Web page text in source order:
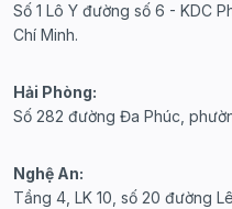
Số 1 Lô Y đường số 6 - KDC
Chí Minh.
Hải Phòng:
Số 282 đường Đa Phúc,
Nghệ An:
Tầng 4, LK 10, số 20 đường